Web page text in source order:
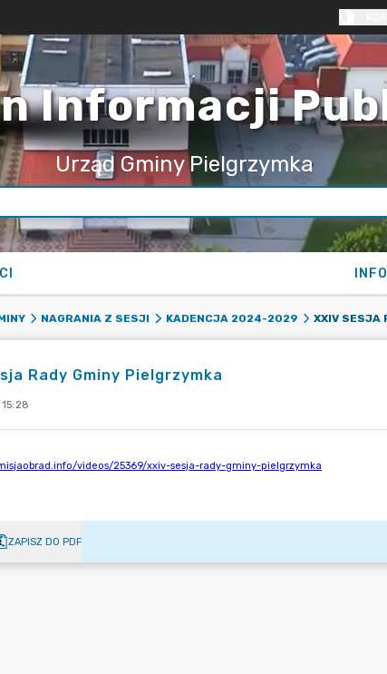
Informacji
Urząd Gminy Pielgrzymka
NAGRANIA Z SESJI KADENCJA 2024-2029 XXIV SESJA
Rady Gminy Pielgrzymka
ZAPISZ DO PDF